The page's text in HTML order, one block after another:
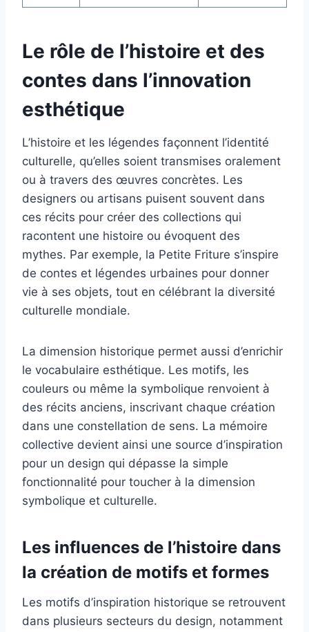
Le rôle de l’histoire et des
contes dans l’innovation
esthétique
L’histoire et les légendes façonnent l’identité
culturelle, qu’elles soient transmises oralement
ou à travers des œuvres concrètes. Les
designers ou artisans puisent souvent dans
ces récits pour créer des collections qui
racontent une histoire ou évoquent des
mythes. Par exemple, la Petite Friture s’inspire
de contes et légendes urbaines pour donner
vie à ses objets, tout en célébrant la diversité
culturelle mondiale.
La dimension historique permet aussi d’enrichir
le vocabulaire esthétique. Les motifs, les
couleurs ou même la symbolique renvoient à
des récits anciens, inscrivant chaque création
dans une constellation de sens. La mémoire
collective devient ainsi une source d’inspiration
pour un design qui dépasse la simple
fonctionnalité pour toucher à la dimension
symbolique et culturelle.
Les influences de l’histoire dans
la création de motifs et formes
Les motifs d’inspiration historique se retrouvent
dans plusieurs secteurs du design, notamment